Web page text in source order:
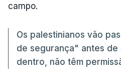
campo.
Os palestinianos vão
de segurança" antes de
dentro, não têm